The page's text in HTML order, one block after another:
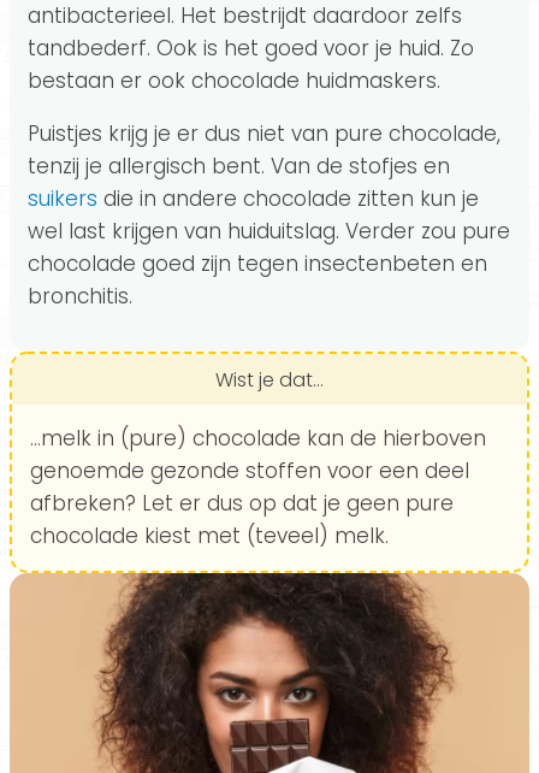
antibacterieel. Het bestrijdt daardoor zelfs
tandbederf. Ook is het goed voor je huid. Zo
bestaan er ook chocolade huidmaskers.
Puistjes krijg je er dus niet van pure chocolade,
tenzij je allergisch bent. Van de stofjes en
suikers die in andere chocolade zitten kun je
wel last krijgen van huiduitslag. Verder zou pure
chocolade goed zijn tegen insectenbeten en
bronchitis.
Wist je dat...
...melk in (pure) chocolade kan de hierboven
genoemde gezonde stoffen voor een deel
afbreken? Let er dus op dat je geen pure
chocolade kiest met (teveel) melk.